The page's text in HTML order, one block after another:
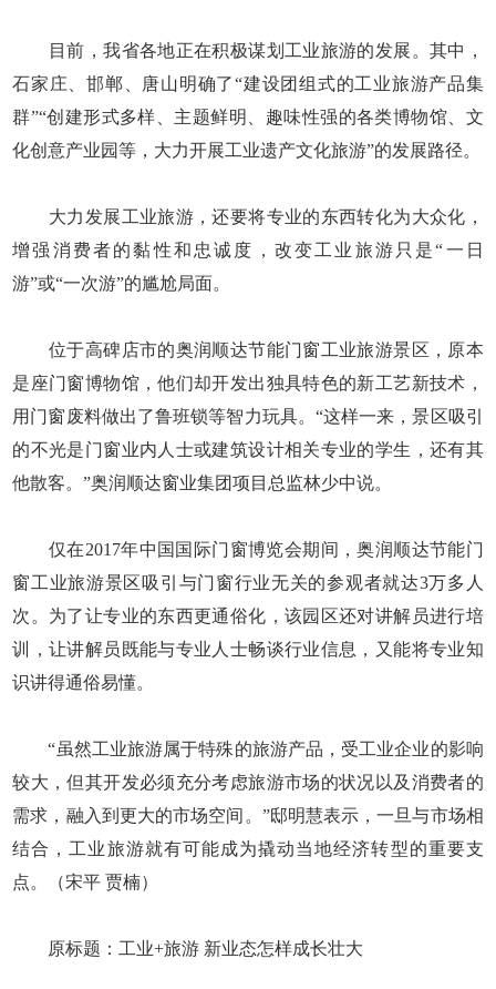
目前，我省各地正在积极谋划工业旅游的发展。其中，
石家庄、邯郸、唐山明确了“建设团组式的工业旅游产品集
群”“创建形式多样、主题鲜明、趣味性强的各类博物馆、文
化创意产业园等，大力开展工业遗产文化旅游”的发展路径。
大力发展工业旅游，还要将专业的东西转化为大众化，
增强消费者的黏性和忠诚度，改变工业旅游只是“一日
游”或“一次游”的尴尬局面。
位于高碑店市的奥润顺达节能门窗工业旅游景区，原本
是座门窗博物馆，他们却开发出独具特色的新工艺新技术，
用门窗废料做出了鲁班锁等智力玩具。“这样一来，景区吸引
的不光是门窗业内人士或建筑设计相关专业的学生，还有其
他散客。”奥润顺达窗业集团项目总监林少中说。
仅在2017年中国国际门窗博览会期间，奥润顺达节能门
窗工业旅游景区吸引与门窗行业无关的参观者就达3万多人
次。为了让专业的东西更通俗化，该园区还对讲解员进行培
训，让讲解员既能与专业人士畅谈行业信息，又能将专业知
识讲得通俗易懂。
“虽然工业旅游属于特殊的旅游产品，受工业企业的影响
较大，但其开发必须充分考虑旅游市场的状况以及消费者的
需求，融入到更大的市场空间。”邸明慧表示，一旦与市场相
结合，工业旅游就有可能成为撬动当地经济转型的重要支
点。（宋平 贾楠）
原标题：工业+旅游 新业态怎样成长壮大